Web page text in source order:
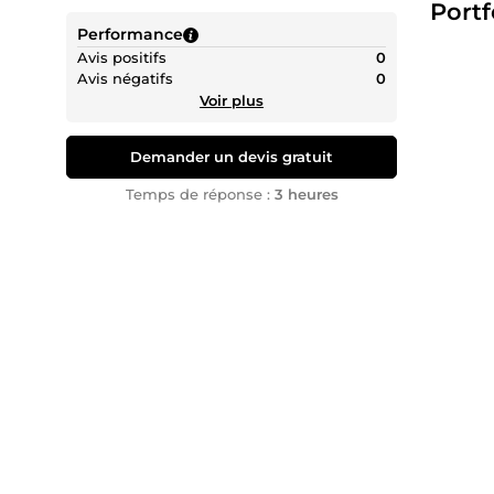
Performance
Avis positifs
0
Avis négatifs
0
Voir plus
Demander un devis gratuit
Temps de réponse : 3 heures
•